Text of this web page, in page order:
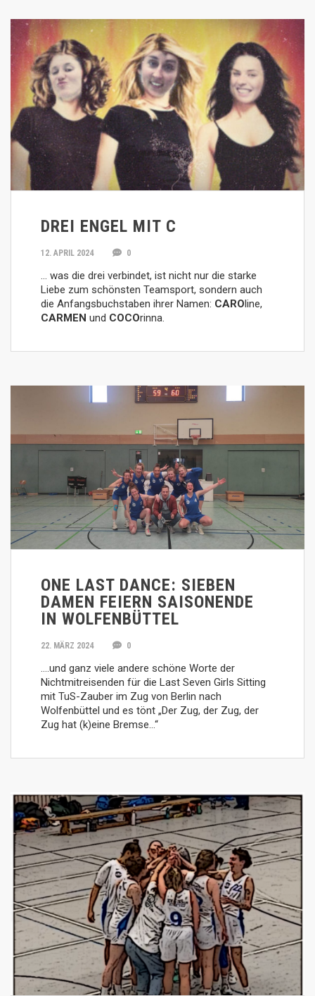
DREI ENGEL MIT C
12. APRIL 2024 0
… was die drei verbindet, ist nicht nur die starke
Liebe zum schönsten Teamsport, sondern auch
die Anfangsbuchstaben ihrer Namen: CAROline,
CARMEN und COCOrinna.
ONE LAST DANCE: SIEBEN
DAMEN FEIERN SAISONENDE
IN WOLFENBÜTTEL
22. MÄRZ 2024 0
….und ganz viele andere schöne Worte der
Nichtmitreisenden für die Last Seven Girls Sitting
mit TuS-Zauber im Zug von Berlin nach
Wolfenbüttel und es tönt „Der Zug, der Zug, der
Zug hat (k)eine Bremse…“